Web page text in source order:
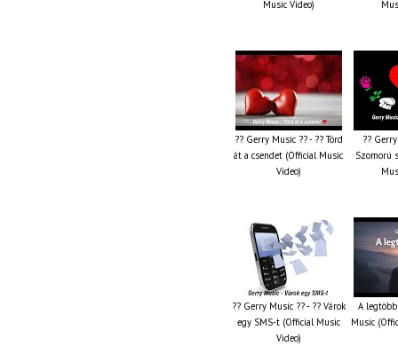
Music Video)
?? Gerry Music ?? - ?? Törd
át a csendet (Official Music
Video)
??
Szomorú
?? Gerry Music ?? - ?? Várok
egy SMS-t (Official Music
Video)
A
Music